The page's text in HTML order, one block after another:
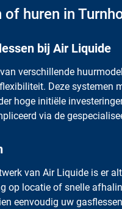
of huren in
bij Air Liquide
verschillende
Deze systemen
hoge initiële
via de
van Air Liquide is er
op locatie of snelle
eenvoudig uw